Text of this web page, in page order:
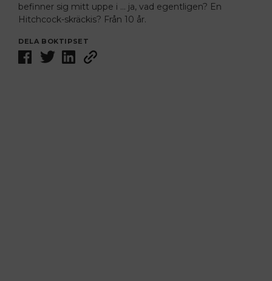
befinner sig mitt uppe i … ja, vad egentligen? En
Hitchcock-skräckis? Från 10 år.
DELA BOKTIPSET